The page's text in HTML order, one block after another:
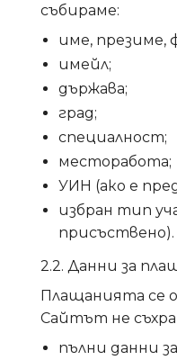
събираме:
име, презиме,
имейл;
държава;
град;
специалност;
месторабота;
УИН (ако е
избран тип
присъствено).
2.2. Данни за
Плащанията се
Сайтът не
пълни данни